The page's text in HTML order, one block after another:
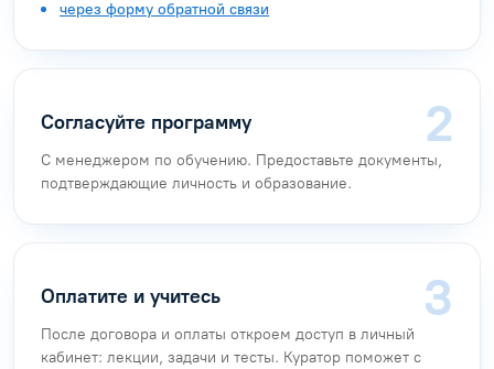
через форму обратной связи
Согласуйте программу
С менеджером по обучению. Предоставьте документы,
подтверждающие личность и образование.
Оплатите и учитесь
После договора и оплаты откроем доступ в личный
кабинет: лекции, задачи и тесты. Куратор поможет с